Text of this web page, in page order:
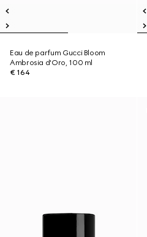
Eau de parfum Gucci Bloom
Ambrosia d'Oro, 100 ml
€ 164